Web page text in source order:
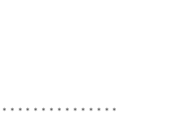
＊＊＊＊＊＊＊＊＊＊＊＊＊＊